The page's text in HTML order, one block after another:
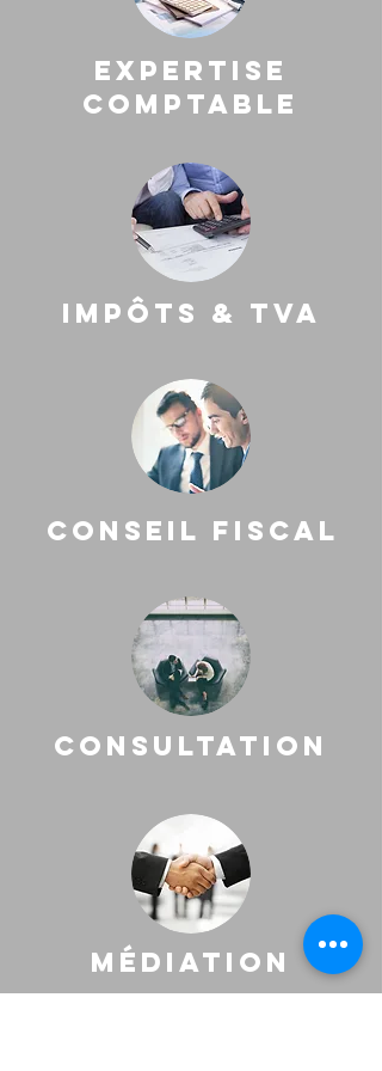
expertise
comptable
impôts & tva
conseil fiscal
consultation
médiation